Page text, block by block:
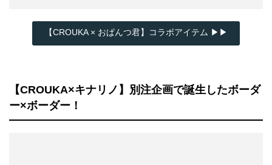
【CROUKA × おぱんつ君】コラボアイテム ▶▶
【CROUKA×キナリノ】別注企画で誕生したボーダ
ー×ボーダー！